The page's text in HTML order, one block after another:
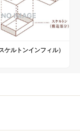
ケルトンインフィル）